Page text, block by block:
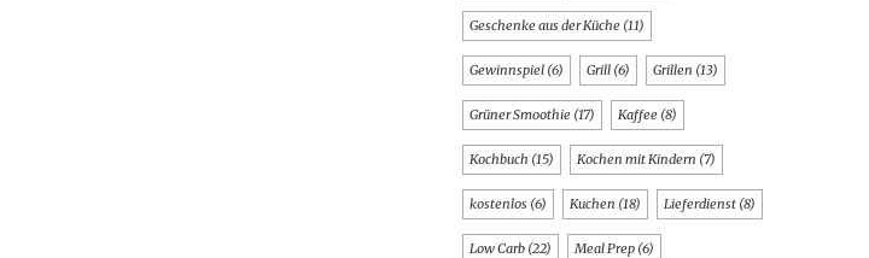
Geschenke aus der Küche (11)
Gewinnspiel (6) Grill (6) Grillen (13)
Grüner Smoothie (17) Kaffee (8)
Kochbuch (15) Kochen mit Kindern (7)
kostenlos (6) Kuchen (18) Lieferdienst (8)
Low Carb (22) Meal Prep (6)